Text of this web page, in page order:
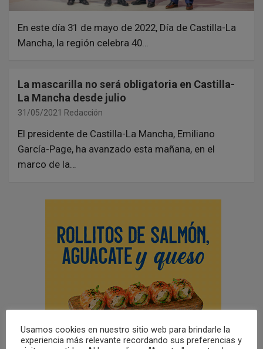
En este día 31 de mayo de 2022, Día de Castilla-La
Mancha, la región celebra 40…
La mascarilla no será obligatoria en Castilla-
La Mancha desde julio
31/05/2021 Redacción
El presidente de Castilla-La Mancha, Emiliano
García-Page, ha avanzado esta mañana, en el
marco de la…
Usamos cookies en nuestro sitio web para brindarle la
experiencia más relevante recordando sus preferencias y